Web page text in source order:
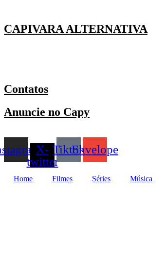
o
conteúdo
CAPIVARA ALTERNATIVA
Contatos
Anuncie no Capy
X-
twitter
TiktokEnvelope
Home Filmes Séries Música